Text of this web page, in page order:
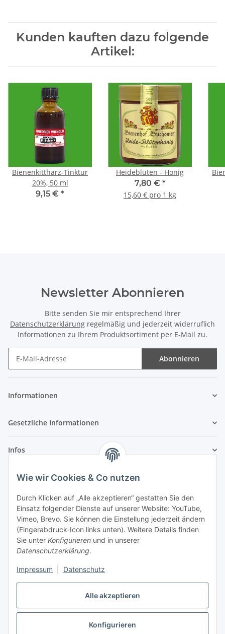
Alle akzeptieren
Konfigurieren
Wie wir Cookies & Co nutzen
Durch Klicken auf „Alle akzeptieren“ gestatten Sie den
Einsatz folgender Dienste auf unserer Website: YouTube,
Vimeo, Brevo. Sie können die Einstellung jederzeit ändern
(Fingerabdruck-Icon links unten). Weitere Details finden
Sie unter Konfigurieren und in unserer
Datenschutzerklärung.
Impressum Datenschutz
Kunden kauften dazu folgende
Artikel:
Bienenkittharz-Tinktur
20%, 50 ml
9,15 € *
Heideblüten - Honig
7,80 € *
15,60 € pro 1 kg
Newsletter Abonnieren
Bitte senden Sie mir entsprechend Ihrer
Datenschutzerklärung regelmäßig und jederzeit widerruflich
Informationen zu Ihrem Produktsortiment per E-Mail zu.
Abonnieren
Informationen
Gesetzliche Informationen
Infos
Laden - Öffnungszeiten:
Montag 09:00Uhr bis
16:00 Uhr
Dienstag
09:00 Uhr bis
17:00 Uhr
Mittwoch
09:00 Uhr bis 16:00 Uhr
Donnerstag
09:00 Uhr bis
17:00 Uhr
Freitag
09:00 Uhr
Samstag
09:00 Uhr
Vertrag widerrufen